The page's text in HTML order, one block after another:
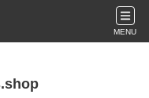
MENU